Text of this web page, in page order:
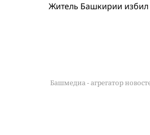
Житель Башкирии избил
Башмедиа - агрегатор